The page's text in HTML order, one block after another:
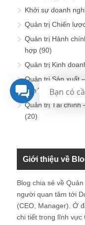
Khởi sự doanh
Quản trị Chiến
Quản trị Hành
hợp (90)
Quản trị Kinh
Quản trị Sản xuất
nghệ – Kỹ thuật
Quản trị Tài chính
(20)
Giới thiệu về
Blog chia sẻ về
người quan tâm tới
(CEO, Manager). Ở
chi tiết trong lĩnh vực
Bạn có